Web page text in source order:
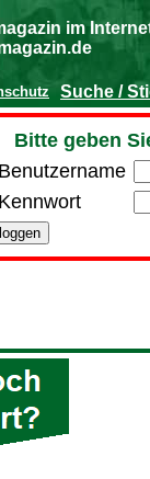
im
Suche /
Bitte geben